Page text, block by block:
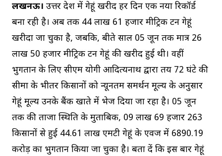
लखनऊ। उत्तर प्रदेश में गेहूं खरीद हर दिन एक नया रिकॉर्ड
बना रही है। अब तक 44 लाख 61 हजार मीट्रिक टन गेहूं
खरीदा जा चुका है, जबकि, बीते साल 05 जून तक मात्र 26
लाख 50 हजार मीट्रिक टन गेहूं की खरीद हुई थी। वहीं
भुगतान के लिए सीएम योगी आदित्यनाथ द्वारा तय 72 घंटे की
सीमा के भीतर किसानों को न्यूनतम समर्थन मूल्य के अनुसार
गेहूं मूल्य उनके बैंक खाते में भेज दिया जा रहा है। 05 जून
तक की ताजा स्थिति के मुताबिक, 09 लाख 69 हजार 263
किसानों से हुई 44.61 लाख एमटी गेहूं के एवज में ₹6890.19
करोड़ का भुगतान किया जा चुका है। बता दें कि इस बार गेहूं